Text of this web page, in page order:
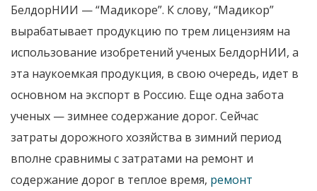
БелдорНИИ — “Мадикоре”. К слову, “Мадикор”
вырабатывает продукцию по трем лицензиям на
использование изобретений ученых БелдорНИИ, а
эта наукоемкая продукция, в свою очередь, идет в
основном на экспорт в Россию. Еще одна забота
ученых — зимнее содержание дорог. Сейчас
затраты дорожного хозяйства в зимний период
вполне сравнимы с затратами на ремонт и
содержание дорог в теплое время, ремонт